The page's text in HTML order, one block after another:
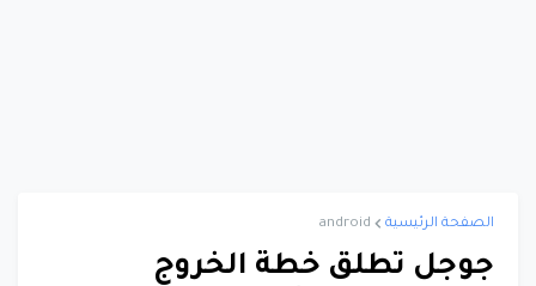
الصفحة الرئيسية android
جوجل تطلق خطة الخروج